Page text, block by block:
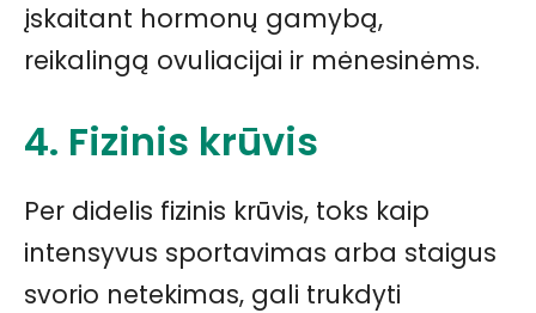
įskaitant hormonų gamybą,
reikalingą ovuliacijai ir mėnesinėms.
4. Fizinis krūvis
Per didelis fizinis krūvis, toks kaip
intensyvus sportavimas arba staigus
svorio netekimas, gali trukdyti